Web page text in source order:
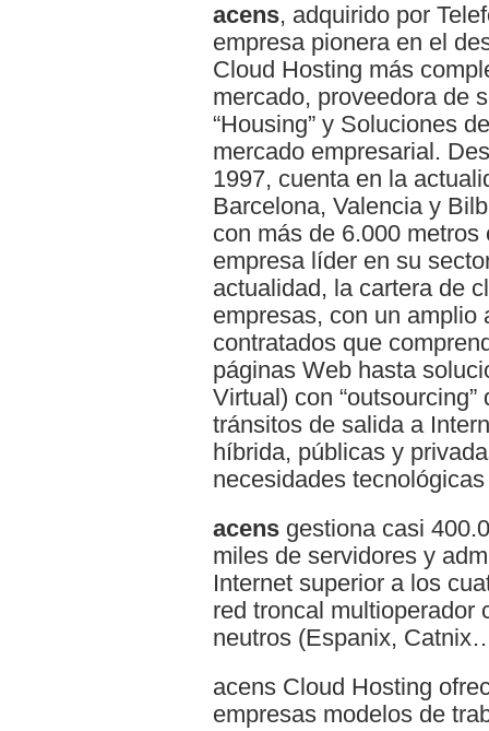
acens, adquirido por
empresa pionera en el
Cloud Hosting más
mercado, proveedora de
“Housing” y Soluciones
mercado empresarial.
1997, cuenta en la
Barcelona, Valencia y
con más de 6.000
empresa líder en su
actualidad, la cartera de
empresas, con un amplio
contratados que
páginas Web hasta
Virtual) con
tránsitos de salida a
híbrida, públicas y
necesidades
acens gestiona casi
miles de servidores y
Internet superior a los
red troncal multioperador
neutros (Espanix,
acens Cloud Hosting
empresas modelos de